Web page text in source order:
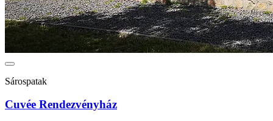
Sárospatak
Cuvée Rendezvényház